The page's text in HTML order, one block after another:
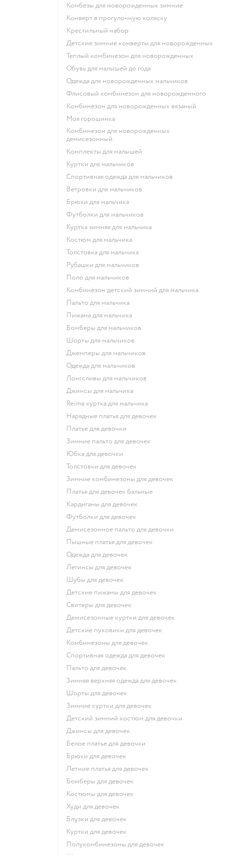
Комбезы для новорожденных зимние
Конверт в прогулочную коляску
Крестильный набор
Детские зимние конверты для новорожденных
Теплый комбинезон для новорожденных
Обувь для малышей до года
Одежда для новорожденных мальчиков
Флисовый комбинезон для новорожденного
Комбинезон для новорожденных вязаный
Моя горошинка
Комбинезон для новорожденных
демисезонный
Комплекты для малышей
Куртки для мальчиков
Спортивная одежда для мальчиков
Ветровки для мальчиков
Брюки для мальчика
Футболки для мальчиков
Куртка зимняя для мальчика
Костюм для мальчика
Толстовка для мальчика
Рубашки для мальчиков
Поло для мальчиков
Комбинезон детский зимний для мальчика
Пальто для мальчика
Пижама для мальчика
Бомберы для мальчиков
Шорты для мальчиков
Джемперы для мальчиков
Одежда для мальчиков
Лонгсливы для мальчиков
Джинсы для мальчика
Reima куртка для мальчика
Нарядные платья для девочек
Платье для девочки
Зимние пальто для девочек
Юбка для девочки
Толстовки для девочек
Зимние комбинезоны для девочек
Платья для девочек бальные
Кардиганы для девочек
Футболки для девочек
Демисезонное пальто для девочки
Пышные платья для девочек
Одежда для девочек
Легинсы для девочек
Шубы для девочек
Детские пижамы для девочек
Свитеры для девочек
Демисезонные куртки для девочек
Детские пуховики для девочек
Комбинезоны для девочек
Спортивная одежда для девочек
Пальто для девочек
Зимняя верхняя одежда для девочек
Шорты для девочек
Зимние куртки для девочек
Детский зимний костюм для девочки
Джинсы для девочек
Белое платье для девочки
Брюки для девочек
Летние платья для девочек
Бомберы для девочек
Костюмы для девочек
Худи для девочек
Блузки для девочек
Куртки для девочек
Полукомбинезоны для девочек